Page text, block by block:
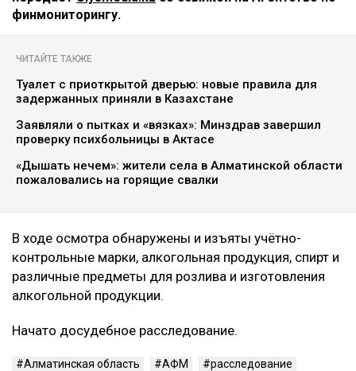
финмониторингу.
ЧИТАЙТЕ ТАКЖЕ
Туалет с приоткрытой дверью: новые правила для
задержанных приняли в Казахстане
Заявляли о пытках и «вязках»: Минздрав завершил
проверку психбольницы в Актасе
«Дышать нечем»: жители села в Алматинской области
пожаловались на горящие свалки
В ходе осмотра обнаружены и изъяты учётно-
контрольные марки, алкогольная продукция, спирт и
различные предметы для розлива и изготовления
алкогольной продукции.
Начато досудебное расследование.
Алматинская область АФМ
расследование